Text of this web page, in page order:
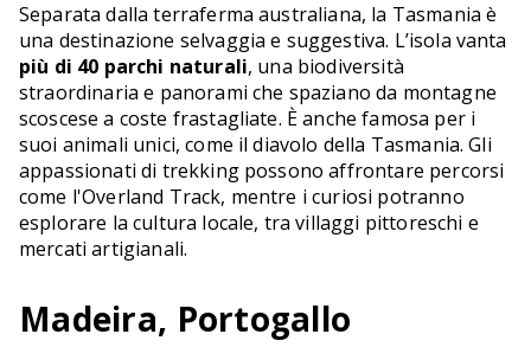
Separata dalla terraferma australiana, la Tasmania è
una destinazione selvaggia e suggestiva. L’isola vanta
più di 40 parchi naturali, una biodiversità
straordinaria e panorami che spaziano da montagne
scoscese a coste frastagliate. È anche famosa per i
suoi animali unici, come il diavolo della Tasmania. Gli
appassionati di trekking possono affrontare percorsi
come l'Overland Track, mentre i curiosi potranno
esplorare la cultura locale, tra villaggi pittoreschi e
mercati artigianali.
Madeira, Portogallo